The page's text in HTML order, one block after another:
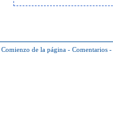
Comienzo de la página - Comentarios -